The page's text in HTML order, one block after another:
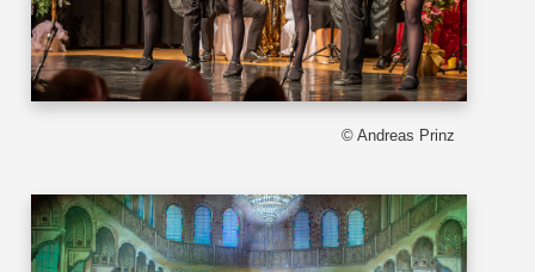
© Andreas Prinz